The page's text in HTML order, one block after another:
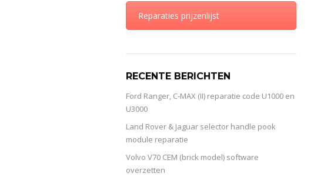
Reparaties prijzenlijst
RECENTE BERICHTEN
Ford Ranger, C-MAX (II) reparatie code U1000 en
U3000
Land Rover & Jaguar selector handle pook
module reparatie
Volvo V70 CEM (brick model) software
overzetten